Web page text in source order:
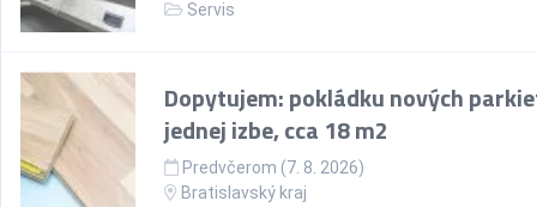
Servis
Dopytujem: pokládku nových
jednej izbe, cca 18 m2
Predvčerom (7. 8. 2026)
Bratislavský kraj